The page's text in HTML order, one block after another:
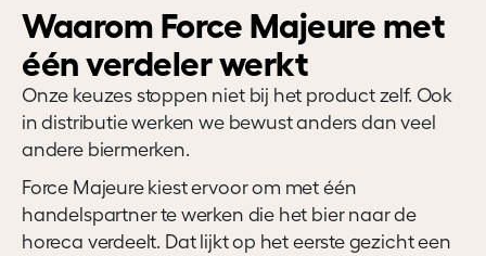
Waarom Force Majeure met
één verdeler werkt
Onze keuzes stoppen niet bij het product zelf. Ook
in distributie werken we bewust anders dan veel
andere biermerken.
Force Majeure kiest ervoor om met één
handelspartner te werken die het bier naar de
horeca verdeelt. Dat lijkt op het eerste gezicht een